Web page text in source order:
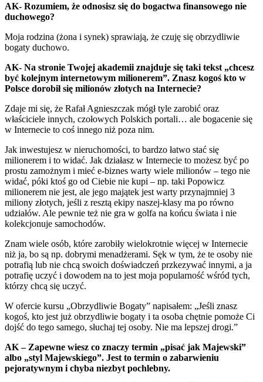
AK- Rozumiem, że odnosisz się do bogactwa finansowego nie
duchowego?
Moja rodzina (żona i synek) sprawiają, że czuję się obrzydliwie
bogaty duchowo.
AK- Na stronie Twojej akademii znajduje się taki tekst „chcesz
być kolejnym internetowym milionerem”. Znasz kogoś kto w
Polsce dorobił się milionów złotych na Internecie?
Zdaje mi się, że Rafał Agnieszczak mógł tyle zarobić oraz
właściciele innych, czołowych Polskich portali… ale bogacenie się
w Internecie to coś innego niż poza nim.
Jak inwestujesz w nieruchomości, to bardzo łatwo stać się
milionerem i to widać. Jak działasz w Internecie to możesz być po
prostu zamożnym i mieć e-biznes warty wiele milionów – tego nie
widać, póki ktoś go od Ciebie nie kupi – np. taki Popowicz
milionerem nie jest, ale jego majątek jest warty przynajmniej 3
miliony złotych, jeśli z resztą ekipy naszej-klasy ma po równo
udziałów. Ale pewnie też nie gra w golfa na końcu świata i nie
kolekcjonuje samochodów.
Znam wiele osób, które zarobiły wielokrotnie więcej w Internecie
niż ja, bo są np. dobrymi menadżerami. Sęk w tym, że te osoby nie
potrafią lub nie chcą swoich doświadczeń przkezywać innymi, a ja
potrafię uczyć i dowodem na to jest moja popularność wśród tych,
którzy chcą się uczyć.
W ofercie kursu „Obrzydliwie Bogaty” napisałem: „Jeśli znasz
kogoś, kto jest już obrzydliwie bogaty i ta osoba chętnie pomoże Ci
dojść do tego samego, słuchaj tej osoby. Nie ma lepszej drogi.”
AK – Zapewne wiesz co znaczy termin „pisać jak Majewski”
albo „styl Majewskiego”. Jest to termin o zabarwieniu
pejoratywnym i chyba niezbyt pochlebny.